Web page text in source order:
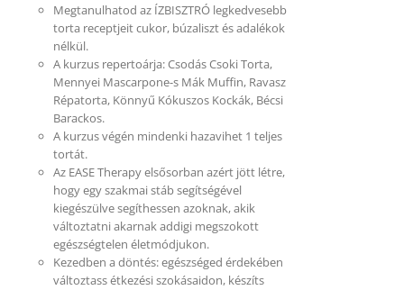
Megtanulhatod az ÍZBISZTRÓ legkedvesebb
torta receptjeit cukor, búzaliszt és adalékok
nélkül.
A kurzus repertoárja: Csodás Csoki Torta,
Mennyei Mascarpone-s Mák Muffin, Ravasz
Répatorta, Könnyű Kókuszos Kockák, Bécsi
Barackos.
A kurzus végén mindenki hazavihet 1 teljes
tortát.
Az EASE Therapy elsősorban azért jött létre,
hogy egy szakmai stáb segítségével
kiegészülve segíthessen azoknak, akik
változtatni akarnak addigi megszokott
egészségtelen életmódjukon.
Kezedben a döntés: egészséged érdekében
változtass étkezési szokásaidon, készíts